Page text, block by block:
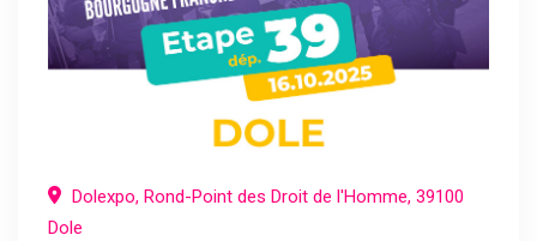
Dolexpo, Rond-Point des Droit de l'Homme, 39100
Dole